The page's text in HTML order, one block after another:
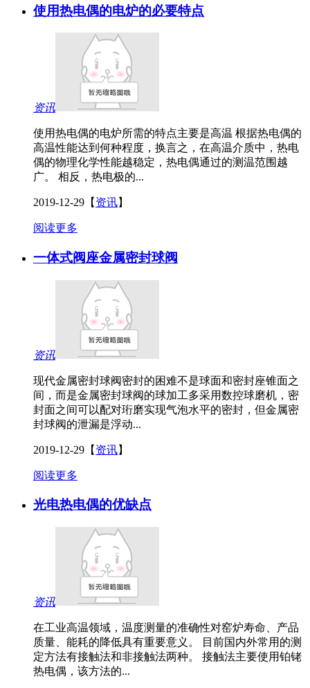
使用热电偶的电炉的必要特点
资讯
使用热电偶的电炉所需的特点主要是高温 根据热电偶的
高温性能达到何种程度，换言之，在高温介质中，热电
偶的物理化学性能越稳定，热电偶通过的测温范围越
广。 相反，热电极的...
2019-12-29 【 资讯】
阅读更多
一体式阀座金属密封球阀
资讯
现代金属密封球阀密封的困难不是球面和密封座锥面之
间，而是金属密封球阀的球加工多采用数控球磨机，密
封面之间可以配对珩磨实现气泡水平的密封，但金属密
封球阀的泄漏是浮动...
2019-12-29 【 资讯】
阅读更多
光电热电偶的优缺点
资讯
在工业高温领域，温度测量的准确性对窑炉寿命、产品
质量、能耗的降低具有重要意义。 目前国内外常用的测
定方法有接触法和非接触法两种。 接触法主要使用铂铑
热电偶，该方法的...